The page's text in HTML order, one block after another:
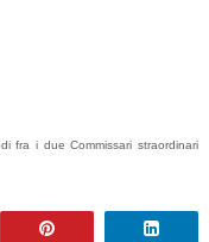
fra i due Commissari straordinari